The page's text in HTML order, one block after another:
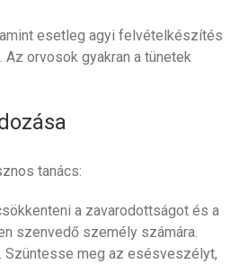
esetleg agyi felvételkészítés
orvosok gyakran a tünetek
tanács:
a zavarodottságot és a
szenvedő személy számára.
Szüntesse meg az esésveszélyt,